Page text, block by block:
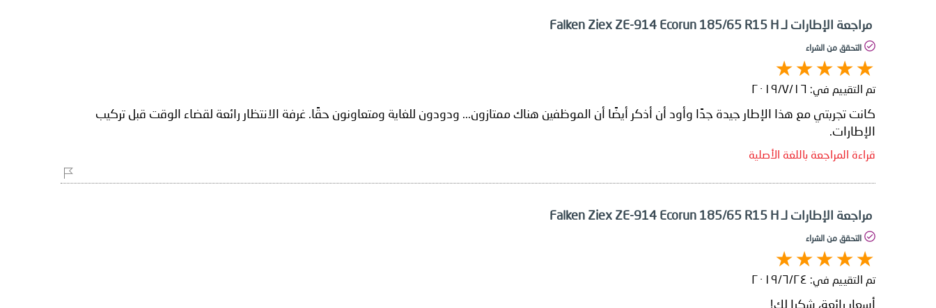
مراجعة الإطارات لـ Falken Ziex ZE-914 Ecorun 185/65 R15 H
التحقق من الشراء
تم التقييم في: ١٦‏/٧‏/٢٠١٩
كانت تجربتي مع هذا الإطار جيدة جدًا وأود أن أذكر أيضًا أن الموظفين هناك ممتازون... ودودون للغاية ومتعاونون حقًا. غرفة الانتظار رائعة لقضاء الوقت قبل تركيب
الإطارات.
قراءة المراجعة باللغة الأصلية
مراجعة الإطارات لـ Falken Ziex ZE-914 Ecorun 185/65 R15 H
التحقق من الشراء
تم التقييم في: ٢٤‏/٦‏/٢٠١٩
أسعار رائعة، شكرا لك!